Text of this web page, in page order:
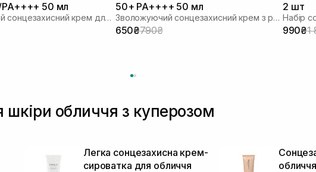
PA++++ 50 мл
Зволожуючий сонцезахисний крем для обличчя з гіалуроновою кислотою
50+ PA++++ 50 мл
Зволожуючий сонцезахисний крем з рослинним скваланом
650₴790₴
2 шт
Набір
990₴1
шкіри обличчя з куперозом
Легка сонцезахисна крем-
сироватка для обличчя